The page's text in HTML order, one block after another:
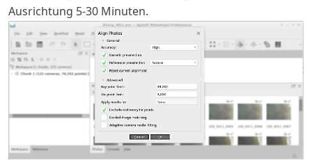
Ausrichtung 5-30 Minuten.